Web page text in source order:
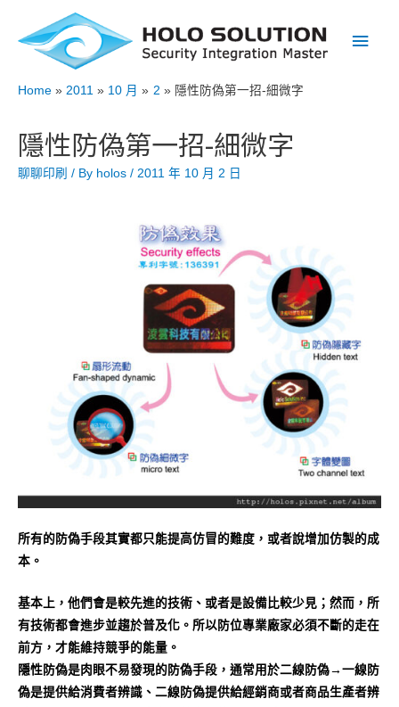
Main
Home 2011 10 月 2 隱性防偽第一招-細微字
隱性防偽第一招-細微字
聊聊印刷 / By holos / 2011 年 10 月 2 日
所有的防偽手段其實都只能提高仿冒的難度，或者說增加仿製的成
本。
基本上，他們會是較先進的技術、或者是設備比較少見；然而，所
有技術都會進步並趨於普及化。所以防位專業廠家必須不斷的走在
前方，才能維持競爭的能量。
隱性防偽是肉眼不易發現的防偽手段，通常用於二線防偽→一線防
偽是提供給消費者辨識、二線防偽提供給經銷商或者商品生產者辨